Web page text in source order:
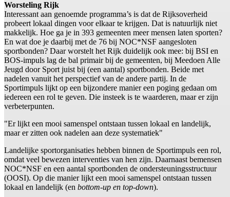
Worsteling Rijk
Interessant aan genoemde programma’s is dat de Rijksoverheid
probeert lokaal dingen voor elkaar te krijgen. Dat is natuurlijk niet
makkelijk. Hoe ga je in 393 gemeenten meer mensen laten sporten?
En wat doe je daarbij met de 76 bij NOC*NSF aangesloten
sportbonden? Daar worstelt het Rijk duidelijk ook mee: bij BSI en
BOS-impuls lag de bal primair bij de gemeenten, bij Meedoen Alle
Jeugd door Sport juist bij (een aantal) sportbonden. Beide met
nadelen vanuit het perspectief van de andere partij. In de
Sportimpuls lijkt op een bijzondere manier een poging gedaan om
iedereen een rol te geven. Die insteek is te waarderen, maar er zijn
verbeterpunten.
"Er lijkt een mooi samenspel ontstaan tussen lokaal en landelijk,
maar er zitten ook nadelen aan deze systematiek"
Landelijke sportorganisaties hebben binnen de Sportimpuls een rol,
omdat veel bewezen interventies van hen zijn. Daarnaast bemensen
NOC*NSF en een aantal sportbonden de ondersteuningsstructuur
(OOSI). Op die manier lijkt een mooi samenspel ontstaan tussen
lokaal en landelijk (en bottom-up en top-down).